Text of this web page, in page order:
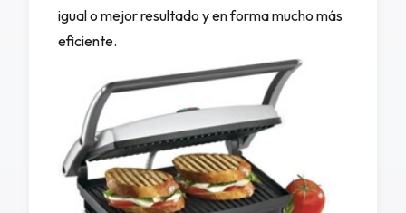
igual o mejor resultado y en forma mucho más
eficiente.